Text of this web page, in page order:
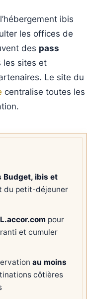
ibis
les offices de
des pass
les sites et
Le site du
centralise toutes les
Budget, ibis et
du petit-déjeuner
pour
et cumuler
au moins
côtières